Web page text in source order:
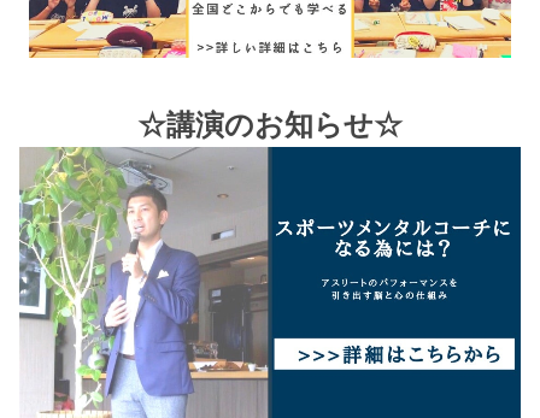
☆講演のお知らせ☆